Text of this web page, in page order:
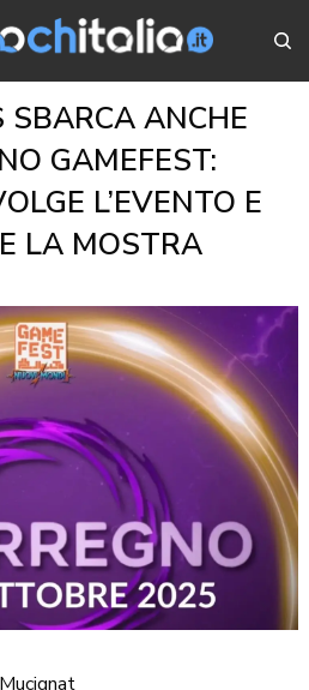
SBARCA ANCHE
GAMEFEST:
L’EVENTO E
LA MOSTRA